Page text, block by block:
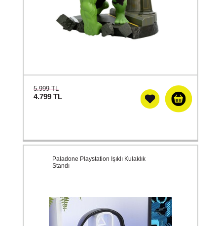
5.999 TL
4.799 TL
Paladone Playstation Işıklı Kulaklık
Standı